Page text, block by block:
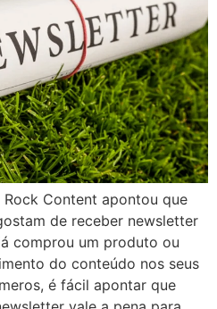
Content apontou que
de receber newsletter
comprou um produto ou
do conteúdo nos seus
é fácil apontar que